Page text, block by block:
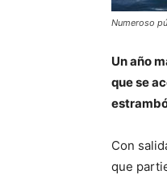
Numeroso
Un año
que se
Con
que